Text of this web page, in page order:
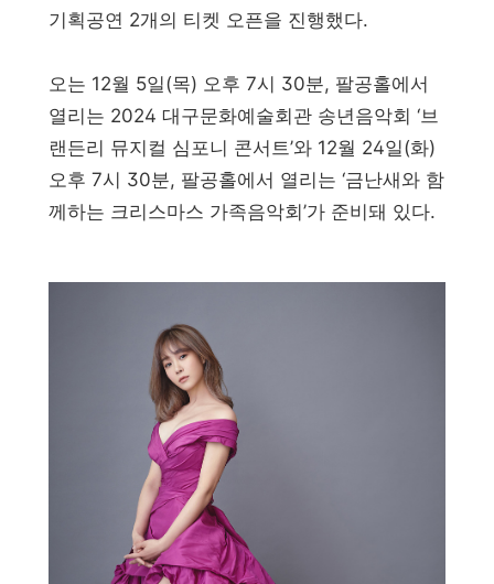
기획공연 2개의 티켓 오픈을 진행했다.
오는 12월 5일(목) 오후 7시 30분, 팔공홀에서
열리는 2024 대구문화예술회관 송년음악회 ‘브
랜든리 뮤지컬 심포니 콘서트’와 12월 24일(화)
오후 7시 30분, 팔공홀에서 열리는 ‘금난새와 함
께하는 크리스마스 가족음악회’가 준비돼 있다.